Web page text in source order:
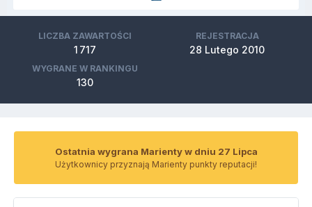
LICZBA ZAWARTOŚCI
1 717
REJESTRACJA
28 Lutego 2010
WYGRANE W RANKINGU
130
Ostatnia wygrana Marienty w dniu 27 Lipca
Użytkownicy przyznają Marienty punkty reputacji!